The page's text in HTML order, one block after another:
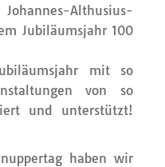
Althusius-
Jubiläumsjahr 100
mit so
von so
und unterstützt!
haben wir